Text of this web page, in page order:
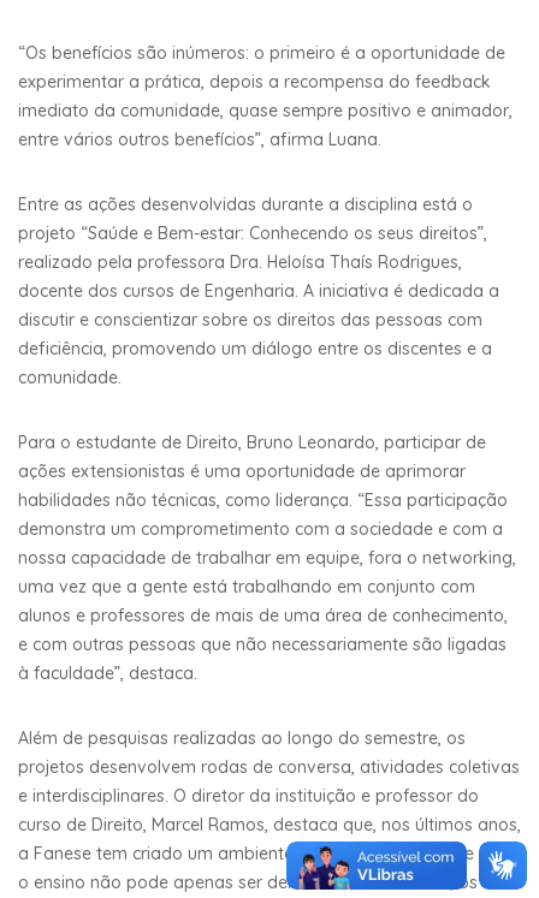
“Os benefícios são inúmeros: o primeiro é a oportunidade de
experimentar a prática, depois a recompensa do feedback
imediato da comunidade, quase sempre positivo e animador,
entre vários outros benefícios”, afirma Luana.
Entre as ações desenvolvidas durante a disciplina está o
projeto “Saúde e Bem-estar: Conhecendo os seus direitos”,
realizado pela professora Dra. Heloísa Thaís Rodrigues,
docente dos cursos de Engenharia. A iniciativa é dedicada a
discutir e conscientizar sobre os direitos das pessoas com
deficiência, promovendo um diálogo entre os discentes e a
comunidade.
Para o estudante de Direito, Bruno Leonardo, participar de
ações extensionistas é uma oportunidade de aprimorar
habilidades não técnicas, como liderança. “Essa participação
demonstra um comprometimento com a sociedade e com a
nossa capacidade de trabalhar em equipe, fora o networking,
uma vez que a gente está trabalhando em conjunto com
alunos e professores de mais de uma área de conhecimento,
e com outras pessoas que não necessariamente são ligadas
à faculdade”, destaca.
Além de pesquisas realizadas ao longo do semestre, os
projetos desenvolvem rodas de conversa, atividades coletivas
e interdisciplinares. O diretor da instituição e professor do
curso de Direito, Marcel Ramos, destaca que, nos últimos anos,
a Fanese tem criado um ambiente onde o aluno percebe que
o ensino não pode apenas ser dentro da sala de aula; os